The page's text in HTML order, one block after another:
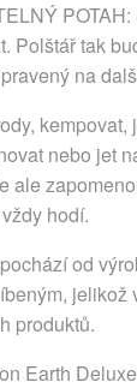
Polštář tak
na
kempovat,
nebo jet
ale
hodí.
od
jelikož
produktů.
Earth